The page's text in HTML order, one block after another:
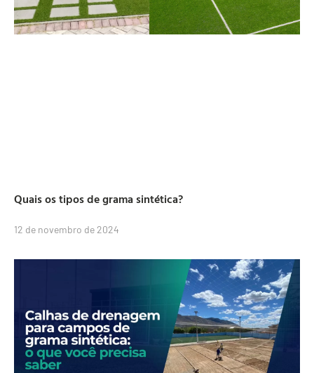
Quais os tipos de grama sintética?
12 de novembro de 2024